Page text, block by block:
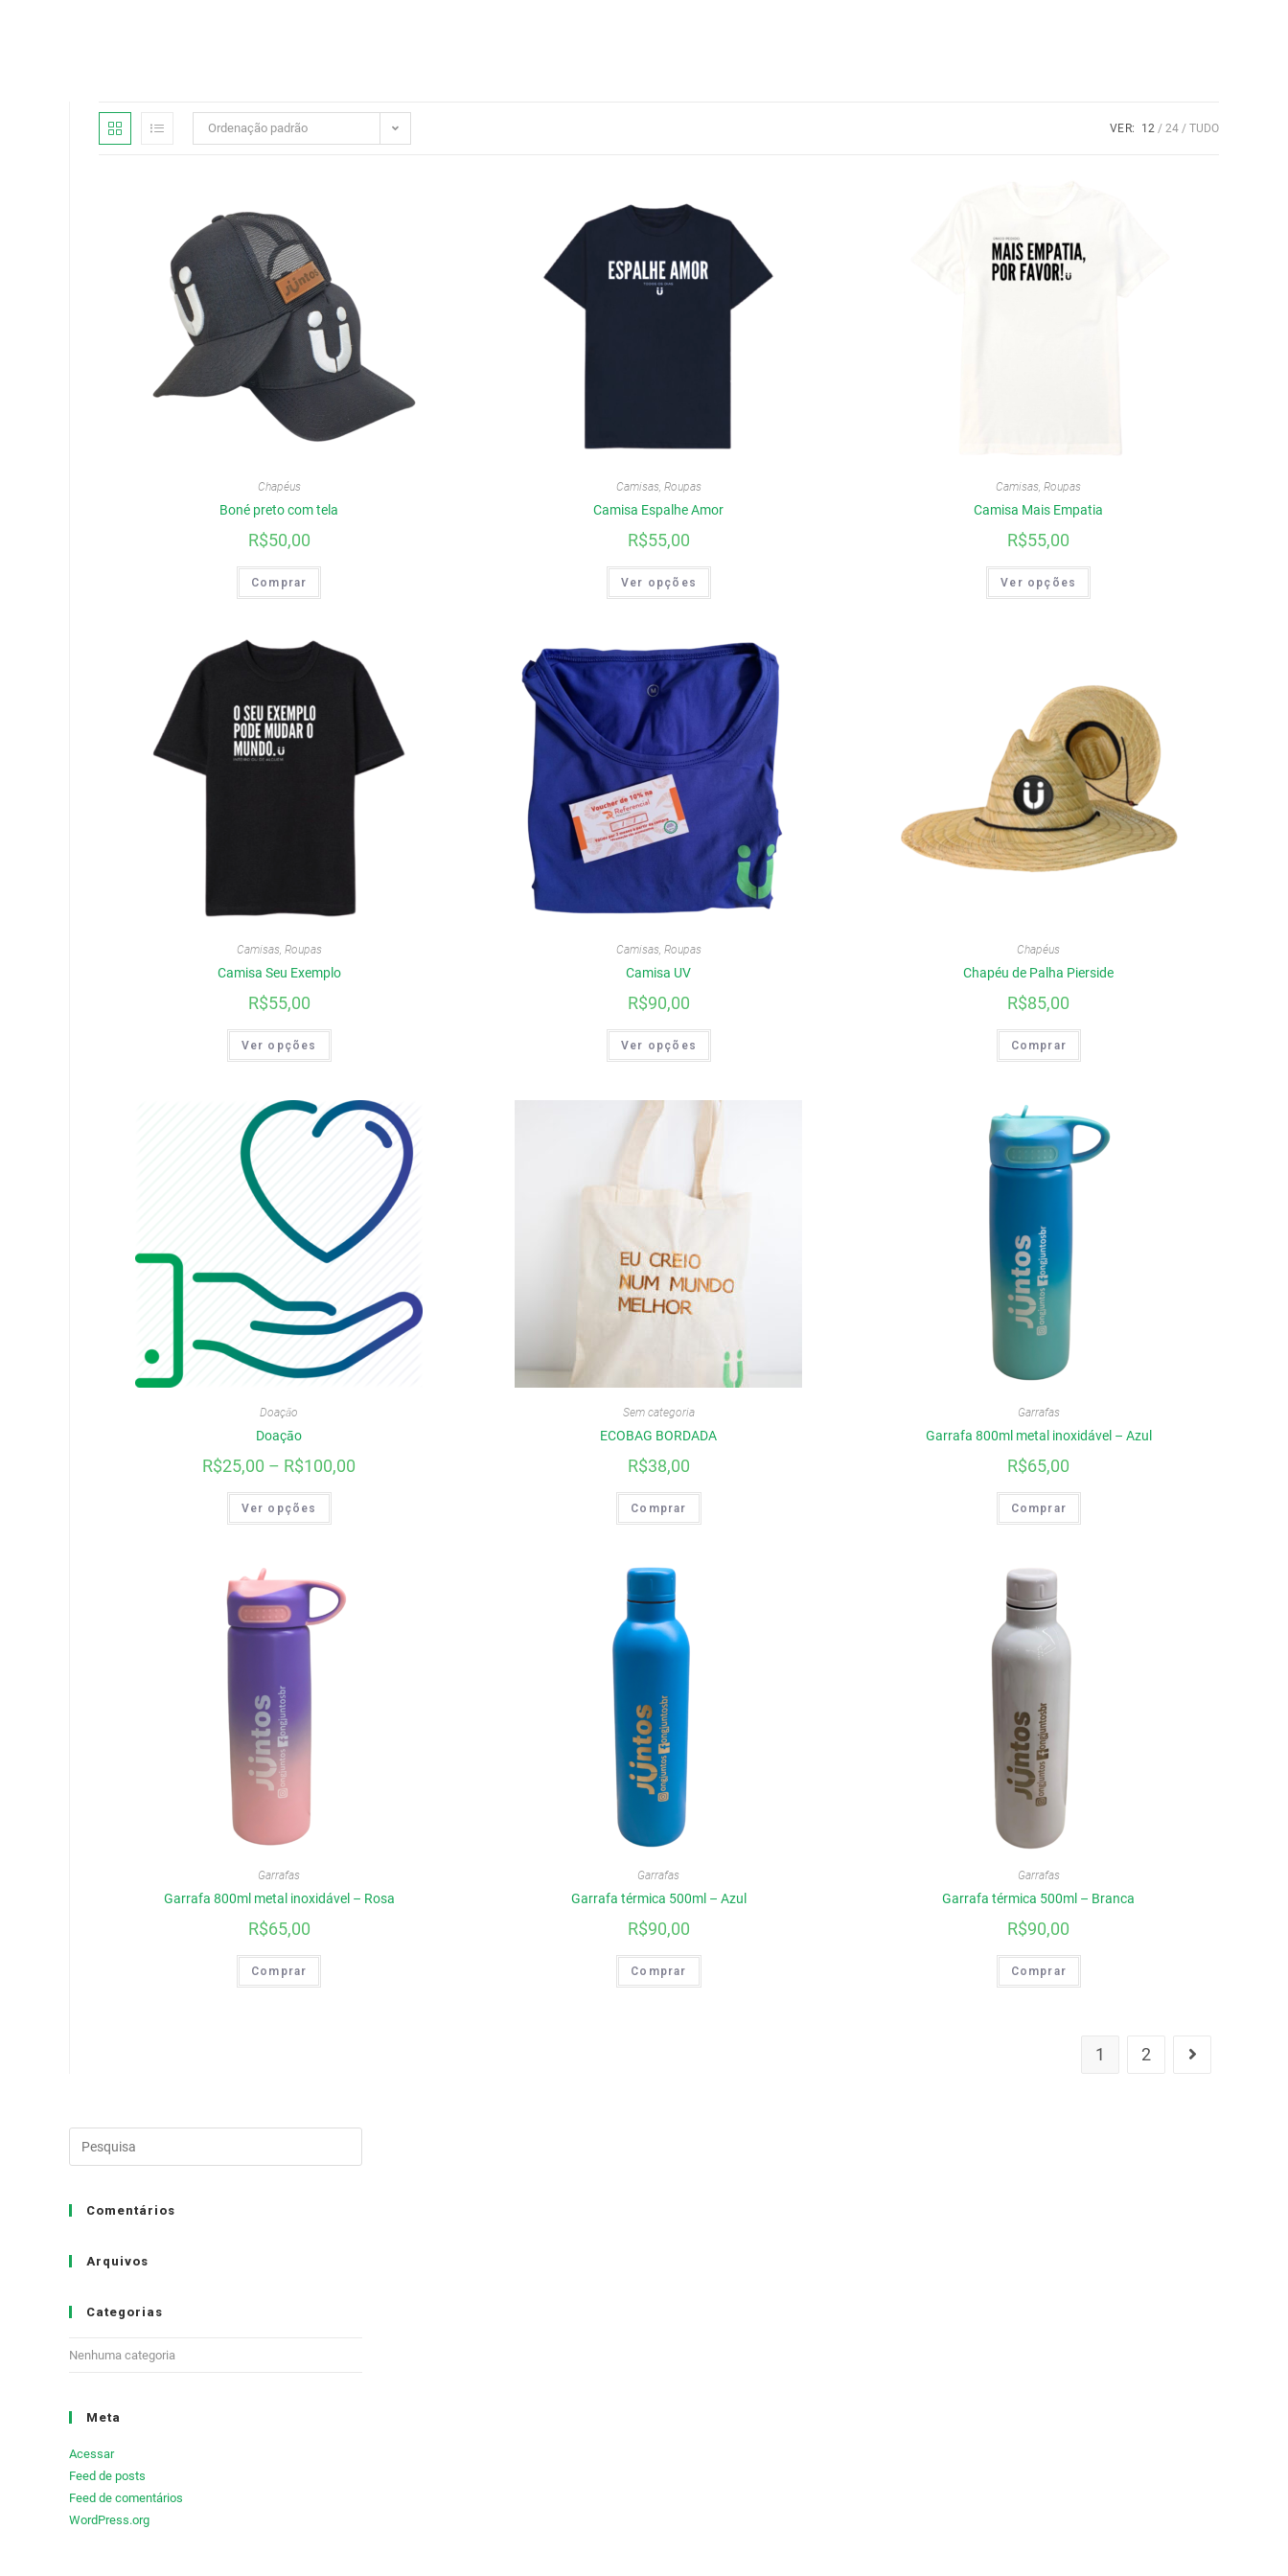
Ordenação padrão VER: 12 24 TUDO
Chapéus
Boné preto com tela
R$50,00
Comprar
Camisas, Roupas
Camisa Espalhe Amor
R$55,00
Ver opções
Camisas,Roupas
Camisa Mais Empatia
R$55,00
Ver opções
Camisas, Roupas
Camisa Seu Exemplo
R$55,00
Ver opções
Camisas, Roupas
Camisa UV
R$90,00
Ver opções
Chapéus
Chapéu de Palha Pierside
R$85,00
Comprar
Doaçāo
Doaçāo
R$25,00 – R$100,00
Ver opções
Sem categoria
ECOBAG BORDADA
R$38,00
Comprar
Garrafas
Garrafa 800ml metal inoxidável – Azul
R$65,00
Comprar
Garrafas
Garrafa 800ml metal inoxidável – Rosa
R$65,00
Comprar
Garrafas
Garrafa térmica 500ml – Azul
R$90,00
Comprar
Garrafas
Garrafa térmica 500ml – Branca
R$90,00
Comprar
1 2
Comentários
Arquivos
Categorias
Nenhuma categoria
Meta
Acessar
Feed de posts
Feed de comentários
WordPress.org